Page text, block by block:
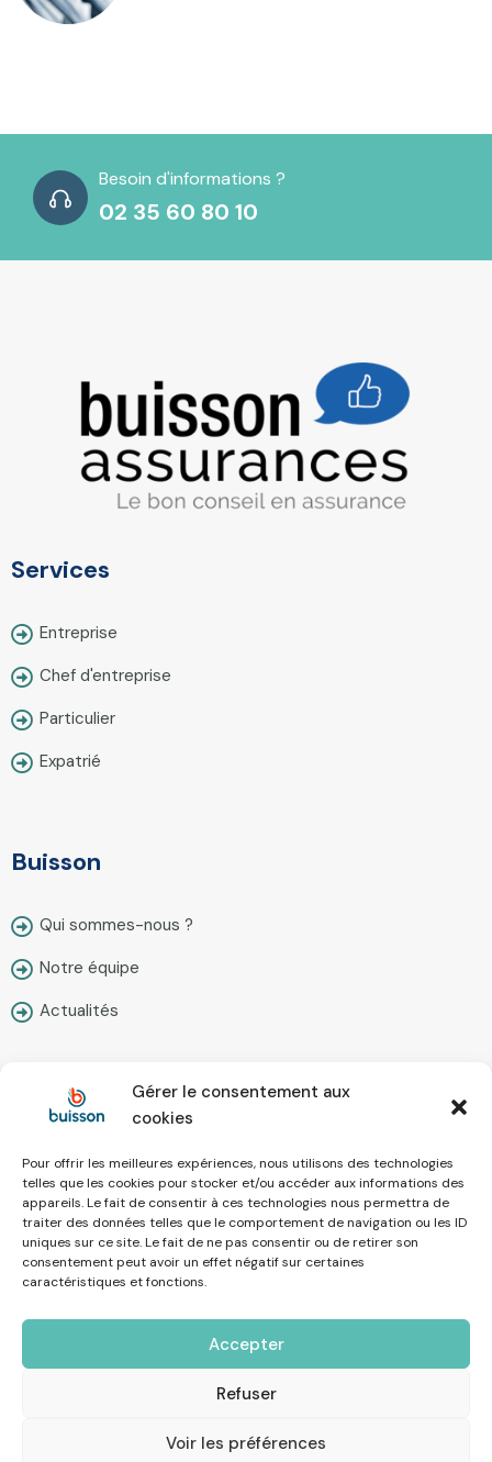
Gérer le consentement aux
cookies
Pour offrir les meilleures expériences, nous utilisons des technologies
telles que les cookies pour stocker et/ou accéder aux informations des
appareils. Le fait de consentir à ces technologies nous permettra de
traiter des données telles que le comportement de navigation ou les ID
uniques sur ce site. Le fait de ne pas consentir ou de retirer son
consentement peut avoir un effet négatif sur certaines
caractéristiques et fonctions.
Accepter
Refuser
Voir les préférences
Besoin d'informations ?
02 35 60 80 10
Services
Entreprise
Chef d'entreprise
Particulier
Expatrié
Buisson
Qui sommes-nous ?
Notre équipe
Actualités
Contact
Nous écrire
Prendre rendez-vous
Simulateur en ligne